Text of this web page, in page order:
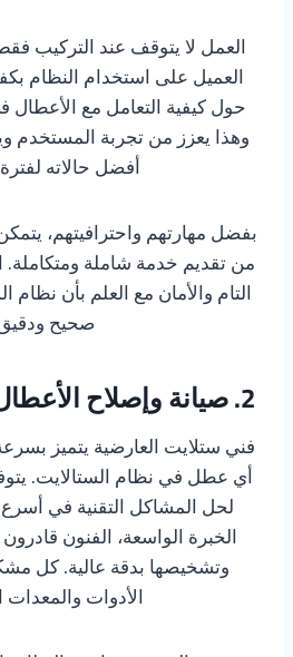
العمل لا يتوقف عند التركيب
العميل على استخدام النظام
حول كيفية التعامل مع
وهذا يعزز من تجربة المستخدم
أفضل حالاته
بفضل مهارتهم واحترافيتهم،
من تقديم خدمة شاملة ومتكاملة.
التام والأمان مع العلم بأن
صحيح
2. صيانة وإصلاح الأعطال بسرعة وكفاءة
فني ستلايت العارضية يتميز
أي عطل في نظام الستالايت.
لحل المشاكل التقنية في
الخبرة الواسعة، الفنون
وتشخيصها بدقة عالية. كل
الأدوات والمعدات